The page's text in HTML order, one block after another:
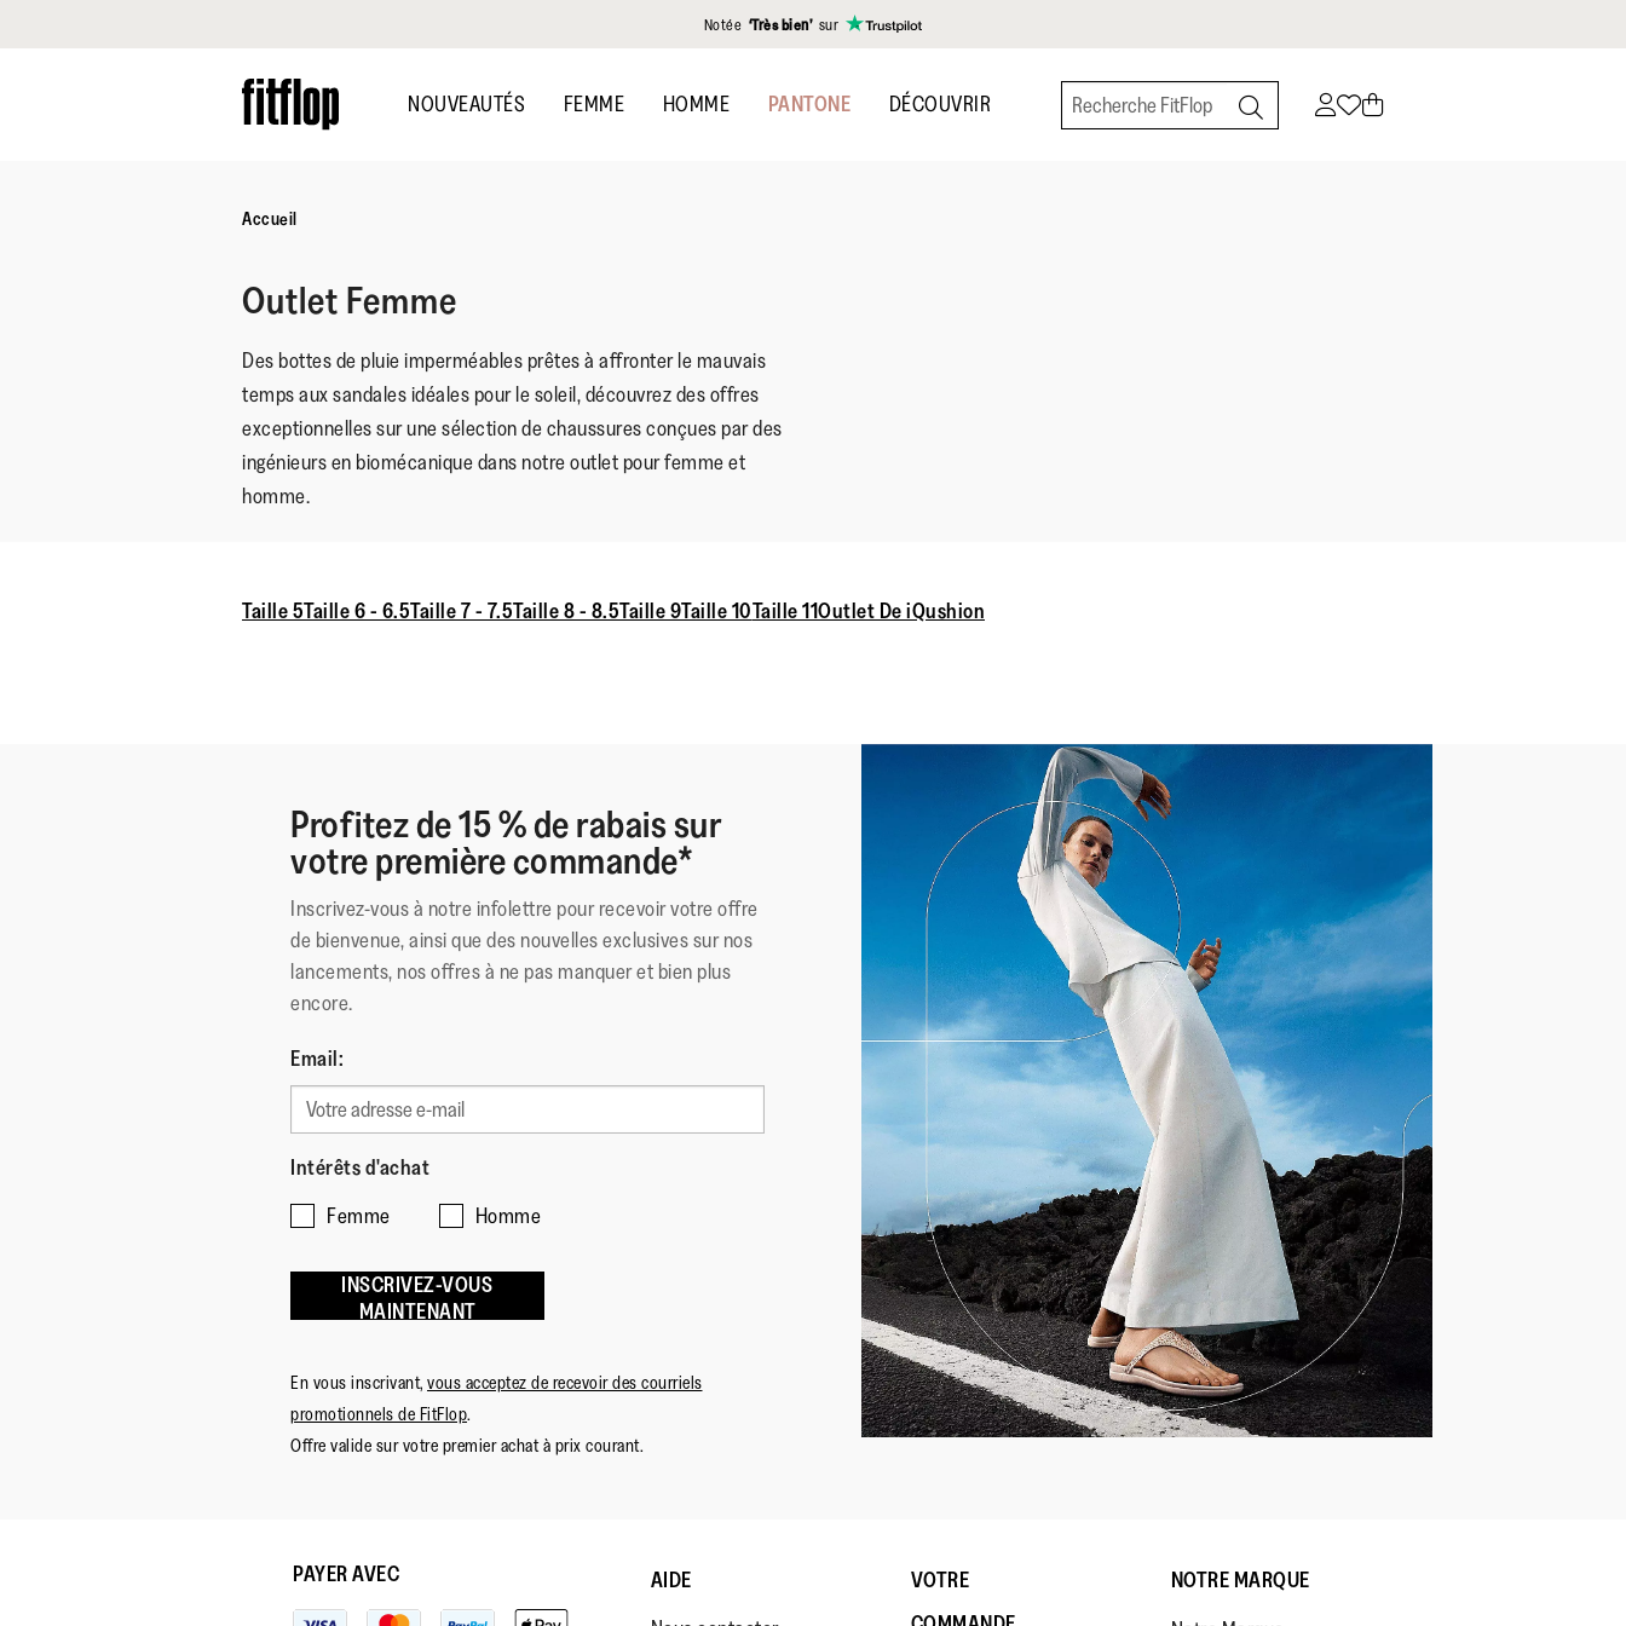
Notée ‘Très bien’ sur
to
main
NOUVEAUTÉS FEMME HOMME PANTONE DÉCOUVRIR
Accueil
Outlet Femme
Des bottes de pluie imperméables prêtes à affronter le mauvais
temps aux sandales idéales pour le soleil, découvrez des offres
exceptionnelles sur une sélection de chaussures conçues par des
ingénieurs en biomécanique dans notre outlet pour femme et
homme.
Taille 5Taille 6 - 6.5Taille 7 - 7.5Taille 8 - 8.5Taille 9Taille 10Taille 11Outlet De iQushion
Profitez de 15 % de rabais sur
votre première commande*
Inscrivez-vous à notre infolettre pour recevoir votre offre
de bienvenue, ainsi que des nouvelles exclusives sur nos
lancements, nos offres à ne pas manquer et bien plus
encore.
Email:
Intérêts d'achat
Femme
Homme
INSCRIVEZ-VOUS
MAINTENANT
En vous inscrivant, vous acceptez de recevoir des courriels
promotionnels de FitFlop.
Offre valide sur votre premier achat à prix courant.
PAYER AVEC
AIDE
VOTRE
NOTRE MARQUE